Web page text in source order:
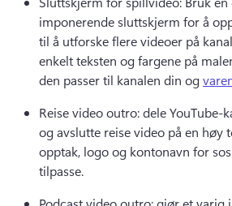
imponerende sluttskjerm for å
til å utforske flere videoer på
enkelt teksten og fargene på
den passer til kanalen din og
Reise video outro: dele YouTube-
og avslutte reise video på en høy
opptak, logo og kontonavn for
tilpasse.